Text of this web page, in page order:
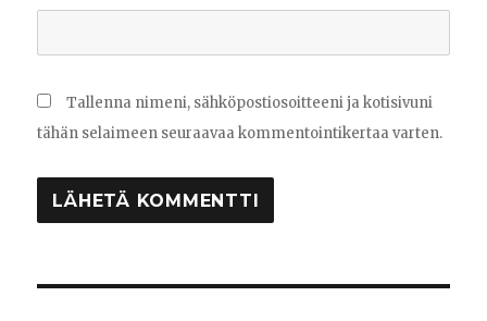
Tallenna nimeni, sähköpostiosoitteeni ja kotisivuni
tähän selaimeen seuraavaa kommentointikertaa varten.